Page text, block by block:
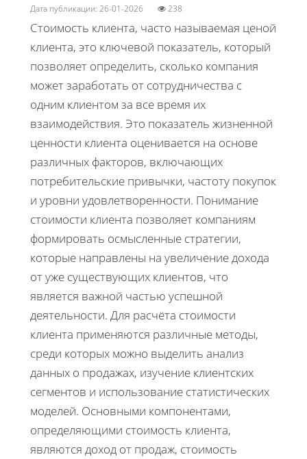
Дата публикации: 26-01-2026 238
Стоимость клиента, часто называемая ценой
клиента, это ключевой показатель, который
позволяет определить, сколько компания
может заработать от сотрудничества с
одним клиентом за все время их
взаимодействия. Это показатель жизненной
ценности клиента оценивается на основе
различных факторов, включающих
потребительские привычки, частоту покупок
и уровни удовлетворенности. Понимание
стоимости клиента позволяет компаниям
формировать осмысленные стратегии,
которые направлены на увеличение дохода
от уже существующих клиентов, что
является важной частью успешной
деятельности. Для расчёта стоимости
клиента применяются различные методы,
среди которых можно выделить анализ
данных о продажах, изучение клиентских
сегментов и использование статистических
моделей. Основными компонентами,
определяющими стоимость клиента,
являются доход от продаж, стоимость